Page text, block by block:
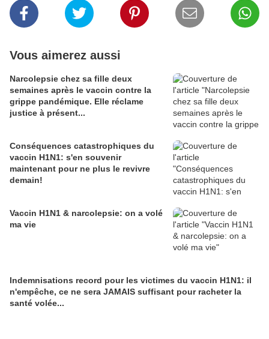
Vous aimerez aussi
Narcolepsie chez sa fille deux
semaines après le vaccin contre la
grippe pandémique. Elle réclame
justice à présent...
Conséquences catastrophiques du
vaccin H1N1: s'en souvenir
maintenant pour ne plus le revivre
demain!
Vaccin H1N1 & narcolepsie: on a volé
ma vie
Indemnisations record pour les victimes du vaccin H1N1: il
n'empêche, ce ne sera JAMAIS suffisant pour racheter la
santé volée...